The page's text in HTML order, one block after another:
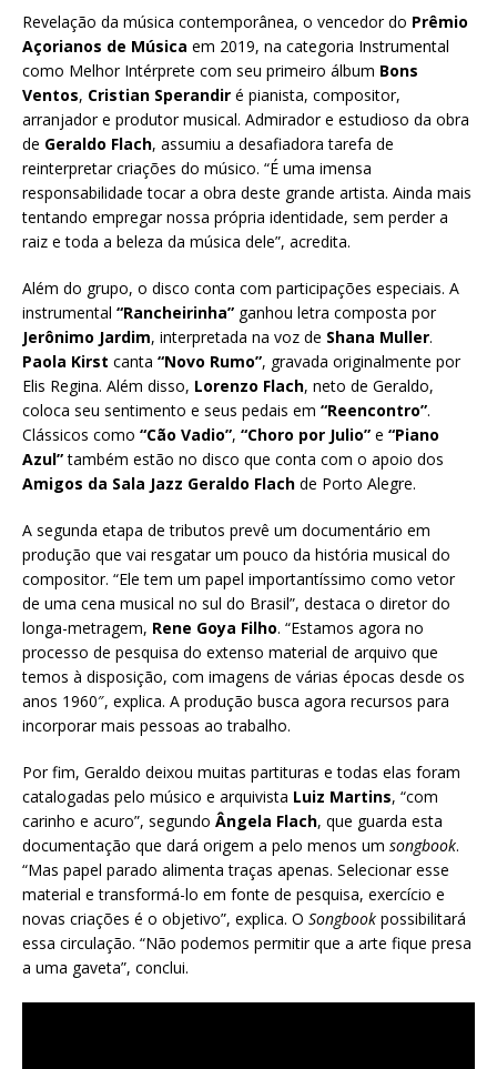
Revelação da música contemporânea, o vencedor do Prêmio
Açorianos de Música em 2019, na categoria Instrumental
como Melhor Intérprete com seu primeiro álbum Bons
Ventos, Cristian Sperandir é pianista, compositor,
arranjador e produtor musical. Admirador e estudioso da obra
de Geraldo Flach, assumiu a desafiadora tarefa de
reinterpretar criações do músico. “É uma imensa
responsabilidade tocar a obra deste grande artista. Ainda mais
tentando empregar nossa própria identidade, sem perder a
raiz e toda a beleza da música dele”, acredita.
Além do grupo, o disco conta com participações especiais. A
instrumental “Rancheirinha” ganhou letra composta por
Jerônimo Jardim, interpretada na voz de Shana Muller.
Paola Kirst canta “Novo Rumo”, gravada originalmente por
Elis Regina. Além disso, Lorenzo Flach, neto de Geraldo,
coloca seu sentimento e seus pedais em “Reencontro”.
Clássicos como “Cão Vadio”, “Choro por Julio” e “Piano
Azul”também estão no disco que conta com o apoio dos
Amigos da Sala Jazz Geraldo Flach de Porto Alegre.
A segunda etapa de tributos prevê um documentário em
produção que vai resgatar um pouco da história musical do
compositor. “Ele tem um papel importantíssimo como vetor
de uma cena musical no sul do Brasil”, destaca o diretor do
longa-metragem, Rene Goya Filho. “Estamos agora no
processo de pesquisa do extenso material de arquivo que
temos à disposição, com imagens de várias épocas desde os
anos 1960″, explica. A produção busca agora recursos para
incorporar mais pessoas ao trabalho.
Por fim, Geraldo deixou muitas partituras e todas elas foram
catalogadas pelo músico e arquivista Luiz Martins, “com
carinho e acuro”, segundo Ângela Flach, que guarda esta
documentação que dará origem a pelo menos um songbook.
“Mas papel parado alimenta traças apenas. Selecionar esse
material e transformá-lo em fonte de pesquisa, exercício e
novas criações é o objetivo”, explica. O Songbook possibilitará
essa circulação. “Não podemos permitir que a arte fique presa
a uma gaveta”, conclui.